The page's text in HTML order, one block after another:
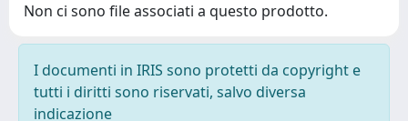
Non ci sono file associati a questo prodotto.
I documenti in IRIS sono protetti da copyright e
tutti i diritti sono riservati, salvo diversa
indicazione